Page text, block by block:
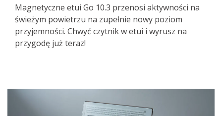
Magnetyczne etui Go 10.3 przenosi aktywności na
świeżym powietrzu na zupełnie nowy poziom
przyjemności. Chwyć czytnik w etui i wyrusz na
przygodę już teraz!